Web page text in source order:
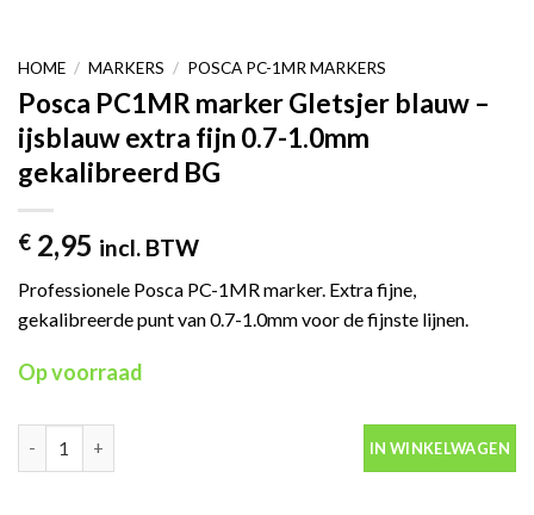
HOME / MARKERS / POSCA PC-1MR MARKERS
Posca PC1MR marker Gletsjer blauw –
ijsblauw extra fijn 0.7-1.0mm
gekalibreerd BG
€ 2,95 incl. BTW
Professionele Posca PC-1MR marker. Extra fijne,
gekalibreerde punt van 0.7-1.0mm voor de fijnste lijnen.
Op voorraad
IN WINKELWAGEN